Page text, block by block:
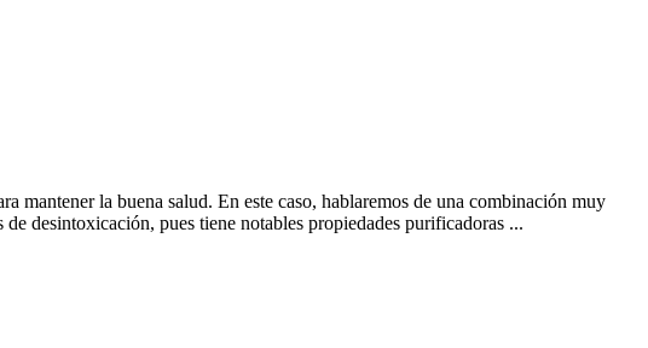
mantener la buena salud. En este caso, hablaremos de una combinación muy
desintoxicación, pues tiene notables propiedades purificadoras ...